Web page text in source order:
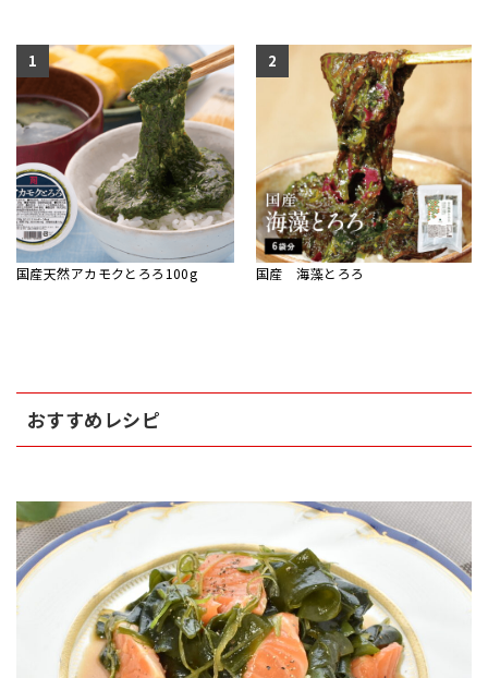
1
国産天然アカモクとろろ100g
2
国産 海藻とろろ
おすすめレシピ